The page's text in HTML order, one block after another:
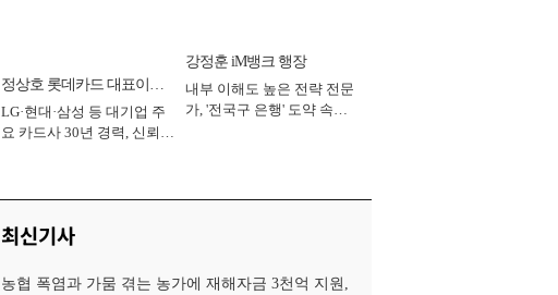
정상호 롯데카드 대표이사
사장
LG·현대·삼성 등 대기업 주
요 카드사 30년 경력, 신뢰
강정훈 iM뱅크 행장
내부 이해도 높은 전략 전문
가, '전국구 은행' 도약 속도
최신기사
농협 폭염과 가뭄 겪는 농가에 재해자금 3천억 지원,